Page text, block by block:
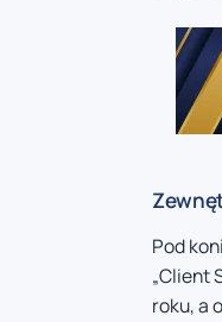
Pod
„Client
roku, a